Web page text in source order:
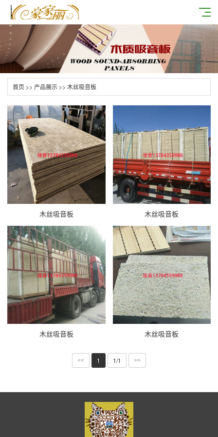
首页 >> 产品展示 >> 木丝吸音板
木丝吸音板 木丝吸音板
木丝吸音板 木丝吸音板
<< 1 1/1 >>